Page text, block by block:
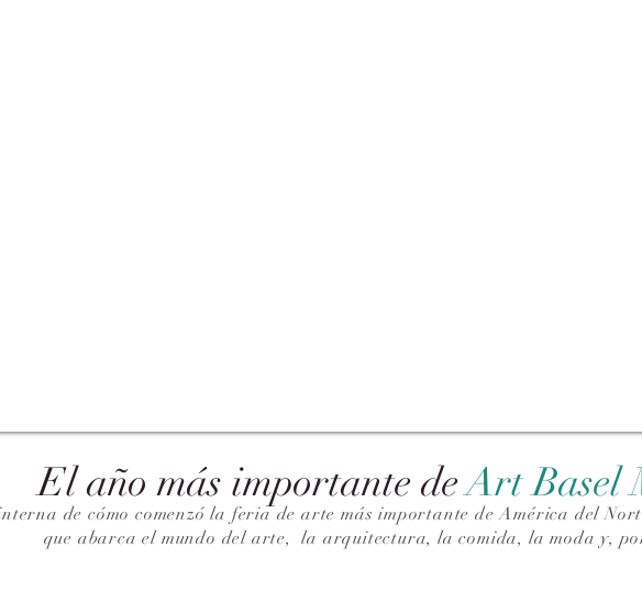
El año más importante deArt Basel
de cómo comenzó la feria de arte más importante de América del
que abarca el mundo del arte,la arquitectura, la comida, la moda y,